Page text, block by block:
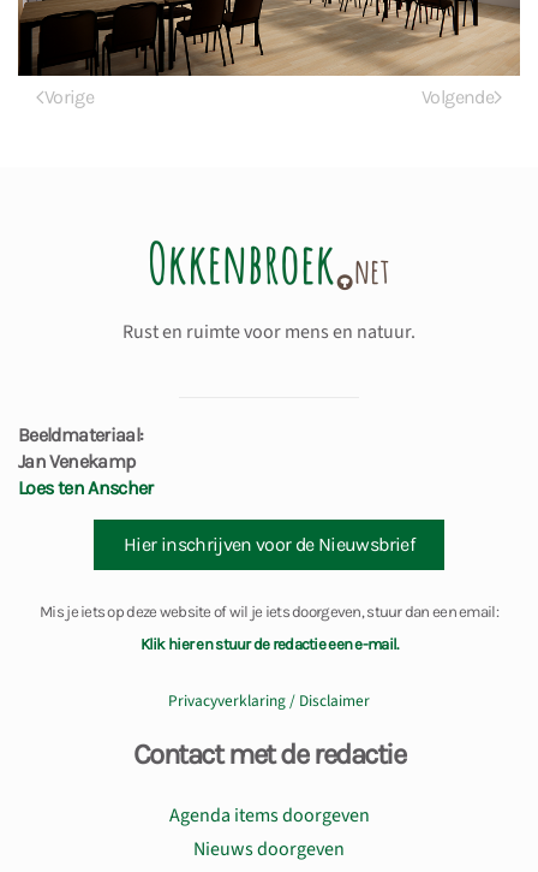
Vorige Volgende
Rust en ruimte voor mens en natuur.
Beeldmateriaal:
Jan Venekamp
Loes ten Anscher
Hier inschrijven voor de Nieuwsbrief
Mis je iets op deze website of wil je iets doorgeven, stuur dan een email:
Klik hier en stuur de redactie een e-mail.
Privacyverklaring / Disclaimer
Contact met de redactie
Agenda items doorgeven
Nieuws doorgeven